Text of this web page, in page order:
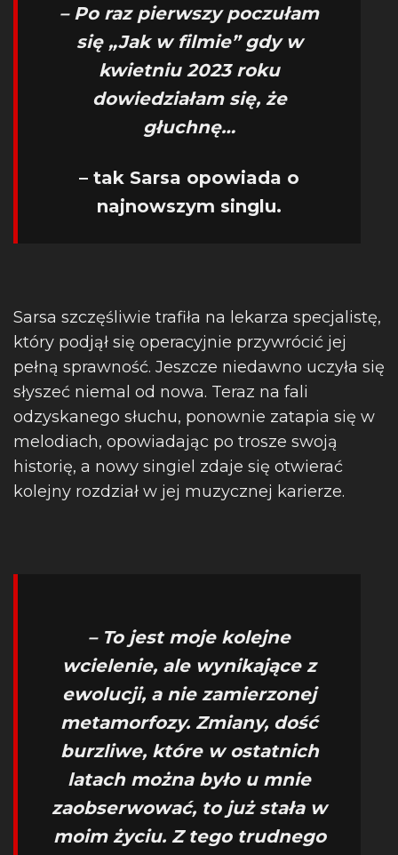
– Po raz pierwszy poczułam
się „Jak w filmie” gdy w
kwietniu 2023 roku
dowiedziałam się, że
głuchnę…
– tak Sarsa opowiada o
najnowszym singlu.
Sarsa szczęśliwie trafiła na lekarza specjalistę,
który podjął się operacyjnie przywrócić jej
pełną sprawność. Jeszcze niedawno uczyła się
słyszeć niemal od nowa. Teraz na fali
odzyskanego słuchu, ponownie zatapia się w
melodiach, opowiadając po trosze swoją
historię, a nowy singiel zdaje się otwierać
kolejny rozdział w jej muzycznej karierze.
– To jest moje kolejne
wcielenie, ale wynikające z
ewolucji, a nie zamierzonej
metamorfozy. Zmiany, dość
burzliwe, które w ostatnich
latach można było u mnie
zaobserwować, to już stała w
moim życiu. Z tego trudnego